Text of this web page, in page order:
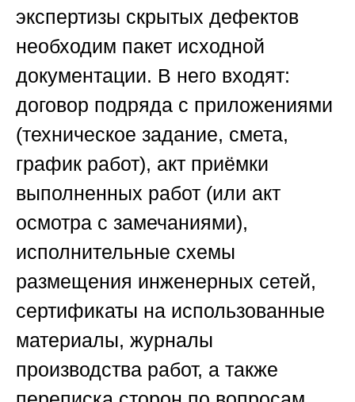
экспертизы скрытых дефектов
необходим пакет исходной
документации. В него входят:
договор подряда с приложениями
(техническое задание, смета,
график работ), акт приёмки
выполненных работ (или акт
осмотра с замечаниями),
исполнительные схемы
размещения инженерных сетей,
сертификаты на использованные
материалы, журналы
производства работ, а также